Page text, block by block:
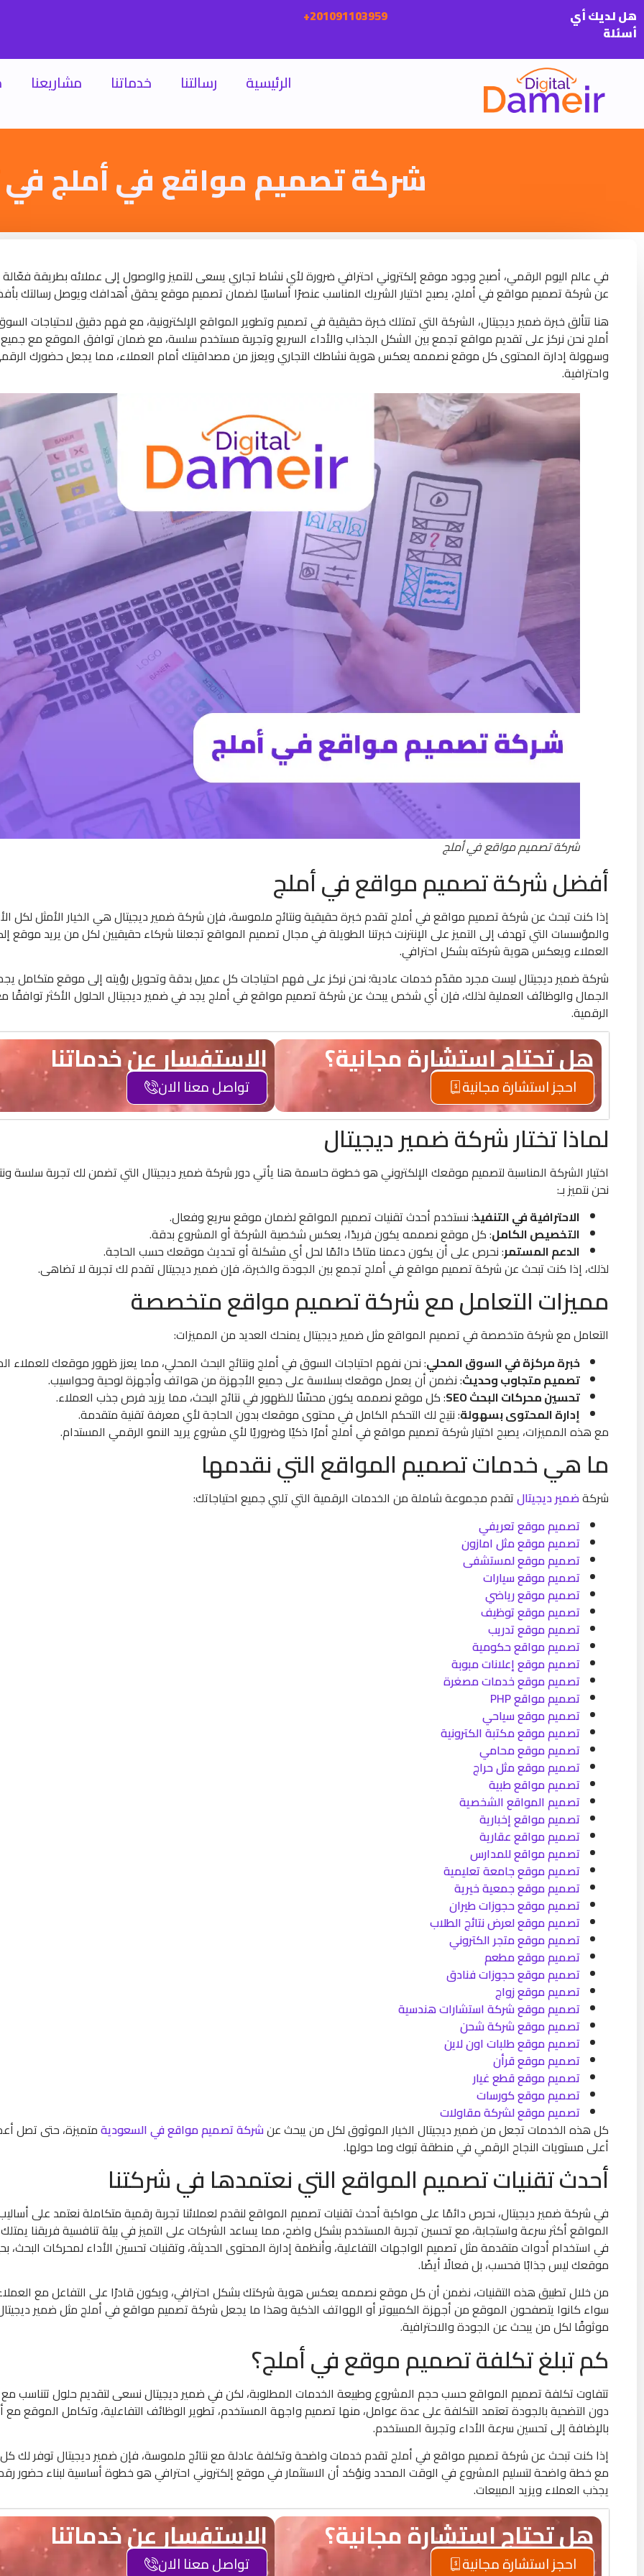
هل لديك أي
أسئلة
⁦+201091103959
الرئيسية رسالتنا خدماتنا مشاريعنا
شركة تصميم مواقع في أملج
في عالم اليوم الرقمي، أصبح وجود موقع إلكتروني احترافي ضرورة لأي نشاط تجاري يسعى للتميز والوصول إلى عملائه بطريقة فعّالة
عن شركة تصميم مواقع في أملج، يصبح اختيار الشريك المناسب عنصرًا أساسيًا لضمان تصميم موقع يحقق أهدافك ويوصل رسالتك
هنا تتألق خبرة ضمير ديجيتال، الشركة التي تمتلك خبرة حقيقية في تصميم وتطوير المواقع الإلكترونية، مع فهم دقيق لاحتياجات
أملج نحن نركز على تقديم مواقع تجمع بين الشكل الجذاب والأداء السريع وتجربة مستخدم سلسة، مع ضمان توافق الموقع مع جميع
وسهولة إدارة المحتوى كل موقع نصممه يعكس هوية نشاطك التجاري ويعزز من مصداقيتك أمام العملاء، مما يجعل حضورك الرقمي
واحترافية.
شركة تصميم مواقع في أملج
أفضل شركة تصميم مواقع في أملج
إذا كنت تبحث عن شركة تصميم مواقع في أملج تقدم خبرة حقيقية ونتائج ملموسة، فإن شركة ضمير ديجيتال هي الخيار الأمثل لكل
والمؤسسات التي تهدف إلى التميز على الإنترنت خبرتنا الطويلة في مجال تصميم المواقع تجعلنا شركاء حقيقيين لكل من يريد موقع
العملاء ويعكس هوية شركته بشكل احترافي.
شركة ضمير ديجيتال ليست مجرد مقدّم خدمات عادية؛ نحن نركز على فهم احتياجات كل عميل بدقة وتحويل رؤيته إلى موقع متكامل
الجمال والوظائف العملية لذلك، فإن أي شخص يبحث عن شركة تصميم مواقع في أملج يجد في ضمير ديجيتال الحلول الأكثر توافقًا
الرقمية.
هل تحتاج استشارة مجانية؟
احجز استشارة مجانية
الاستفسار عن خدماتنا
تواصل معنا الان
لماذا تختار شركة ضمير ديجيتال
اختيار الشركة المناسبة لتصميم موقعك الإلكتروني هو خطوة حاسمة هنا يأتي دور شركة ضمير ديجيتال التي تضمن لك تجربة سلسة
نحن نتميز بـ:
الاحترافية في التنفيذ: نستخدم أحدث تقنيات تصميم المواقع لضمان موقع سريع وفعال.
التخصيص الكامل: كل موقع نصممه يكون فريدًا، يعكس شخصية الشركة أو المشروع بدقة.
الدعم المستمر: نحرص على أن يكون دعمنا متاحًا دائمًا لحل أي مشكلة أو تحديث موقعك حسب الحاجة.
لذلك، إذا كنت تبحث عن شركة تصميم مواقع في أملج تجمع بين الجودة والخبرة، فإن ضمير ديجيتال تقدم لك تجربة لا تضاهى.
مميزات التعامل مع شركة تصميم مواقع متخصصة
التعامل مع شركة متخصصة في تصميم المواقع مثل ضمير ديجيتال يمنحك العديد من المميزات:
خبرة مركزة في السوق المحلي: نحن نفهم احتياجات السوق في أملج ونتائج البحث المحلي، مما يعزز ظهور موقعك للعملاء
تصميم متجاوب وحديث: نضمن أن يعمل موقعك بسلاسة على جميع الأجهزة من هواتف وأجهزة لوحية وحواسيب.
تحسين محركات البحث SEO
: كل موقع نصممه يكون محسّنًا للظهور في نتائج البحث، مما يزيد فرص جذب العملاء.
إدارة المحتوى بسهولة: نتيح لك التحكم الكامل في محتوى موقعك بدون الحاجة لأي معرفة تقنية متقدمة.
مع هذه المميزات، يصبح اختيار شركة تصميم مواقع في أملج أمرًا ذكيًا وضروريًا لأي مشروع يريد النمو الرقمي المستدام.
ما هي خدمات تصميم المواقع التي نقدمها
شركةضمير ديجيتالتقدم مجموعة شاملة من الخدمات الرقمية التي تلبي جميع احتياجاتك:
تصميم موقع تعريفي
تصميم موقع مثل امازون
تصميم موقع لمستشفى
تصميم موقع سيارات
تصميم موقع رياضي
تصميم موقع توظيف
تصميم موقع تدريب
تصميم مواقع حكومية
تصميم موقع إعلانات مبوبة
تصميم موقع خدمات مصغرة
تصميم مواقع PHP
تصميم موقع سياحي
تصميم موقع مكتبة الكترونية
تصميم موقع محامي
تصميم موقع مثل حراج
تصميم مواقع طبية
تصميم المواقع الشخصية
تصميم مواقع إخبارية
تصميم مواقع عقارية
تصميم مواقع للمدارس
تصميم موقع جامعة تعليمية
تصميم موقع جمعية خيرية
تصميم موقع حجوزات طيران
تصميم موقع لعرض نتائج الطلاب
تصميم موقع متجر الكتروني
تصميم موقع مطعم
تصميم موقع حجوزات فنادق
تصميم موقع زواج
تصميم موقع شركة استشارات هندسية
تصميم موقع شركة شحن
تصميم موقع طلبات اون لاين
تصميم موقع قرأن
تصميم موقع قطع غيار
تصميم موقع كورسات
تصميم موقع لشركة مقاولات
كل هذه الخدمات تجعل من ضمير ديجيتال الخيار الموثوق لكل من يبحث عنشركة تصميم مواقع في السعوديةمتميزة، حتى تصل
أعلى مستويات النجاح الرقمي في منطقة تبوك وما حولها.
أحدث تقنيات تصميم المواقع التي نعتمدها في شركتنا
في شركة ضمير ديجيتال، نحرص دائمًا على مواكبة أحدث تقنيات تصميم المواقع لنقدم لعملائنا تجربة رقمية متكاملة نعتمد على
المواقع أكثر سرعة واستجابة، مع تحسين تجربة المستخدم بشكل واضح، مما يساعد الشركات على التميز في بيئة تنافسية فريقنا
في استخدام أدوات متقدمة مثل تصميم الواجهات التفاعلية، وأنظمة إدارة المحتوى الحديثة، وتقنيات تحسين الأداء لمحركات البحث،
موقعك ليس جذابًا فحسب، بل فعالًا أيضًا.
من خلال تطبيق هذه التقنيات، نضمن أن كل موقع نصممه يعكس هوية شركتك بشكل احترافي، ويكون قادرًا على التفاعل مع
سواء كانوا يتصفحون الموقع من أجهزة الكمبيوتر أو الهواتف الذكية وهذا ما يجعل شركة تصميم مواقع في أملج مثل ضمير ديجيتال
موثوقًا لكل من يبحث عن الجودة والاحترافية.
كم تبلغ تكلفة تصميم موقع في أملج؟
تتفاوت تكلفة تصميم المواقع حسب حجم المشروع وطبيعة الخدمات المطلوبة، لكن في ضمير ديجيتال نسعى لتقديم حلول تتناسب مع
دون التضحية بالجودة تعتمد التكلفة على عدة عوامل، منها تصميم واجهة المستخدم، تطوير الوظائف التفاعلية، وتكامل الموقع مع
بالإضافة إلى تحسين سرعة الأداء وتجربة المستخدم.
إذا كنت تبحث عن شركة تصميم مواقع في أملج تقدم خدمات واضحة وتكلفة عادلة مع نتائج ملموسة، فإن ضمير ديجيتال توفر لك كل
مع خطة واضحة لتسليم المشروع في الوقت المحدد ونؤكد أن الاستثمار في موقع إلكتروني احترافي هو خطوة أساسية لبناء حضور
يجذب العملاء ويزيد المبيعات.
هل تحتاج استشارة مجانية؟
احجز استشارة مجانية
الاستفسار عن خدماتنا
تواصل معنا الان